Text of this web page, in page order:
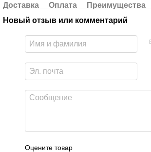
Доставка Оплата Преимущества
Новый отзыв или комментарий
Оцените товар